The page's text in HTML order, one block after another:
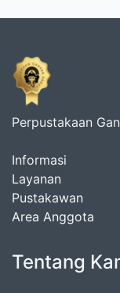
Perpustakaan
Informasi
Layanan
Pustakawan
Area Anggota
Tentang